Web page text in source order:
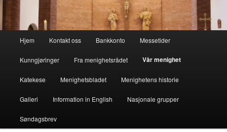
Hjem Kontakt oss Bankkonto Messetider
Kunngjøringer Fra menighetsrådet Vår menighet
Katekese Menighetsbladet Menighetens historie
Galleri Information in English Nasjonale grupper
Søndagsbrev